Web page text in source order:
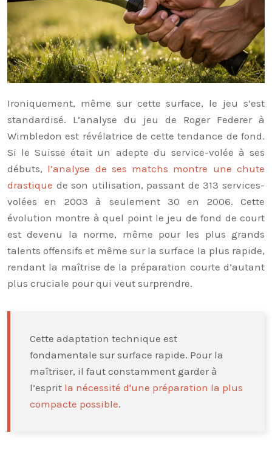
Ironiquement, même sur cette surface, le jeu s’est
standardisé. L’analyse du jeu de Roger Federer à
Wimbledon est révélatrice de cette tendance de fond.
Si le Suisse était un adepte du service-volée à ses
débuts, l’analyse de ses matchs montre une chute
drastique de son utilisation, passant de 313 services-
volées en 2003 à seulement 30 en 2006. Cette
évolution montre à quel point le jeu de fond de court
est devenu la norme, même pour les plus grands
talents offensifs et même sur la surface la plus rapide,
rendant la maîtrise de la préparation courte d’autant
plus cruciale pour qui veut surprendre.
Cette adaptation technique est
fondamentale sur surface rapide. Pour la
maîtriser, il faut constamment garder à
l’esprit la nécessité d'une préparation la plus
compacte possible.